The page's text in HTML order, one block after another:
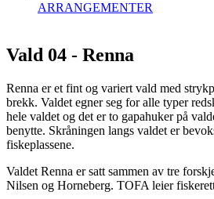
ARRANGEMENTER
Vald 04 - Renna
Renna er et fint og variert vald med
brekk. Valdet egner seg for alle typer
hele valdet og det er to gapahuker på
benytte. Skråningen langs valdet er
fiskeplassene.
Valdet Renna er satt sammen av tre
Nilsen og Horneberg. TOFA leier